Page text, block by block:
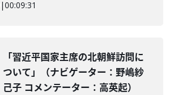
|00:09:31
「習近平国家主席の北朝鮮訪問に
ついて」（ナビゲーター：野嶋紗
己子 コメンテーター：高英起）